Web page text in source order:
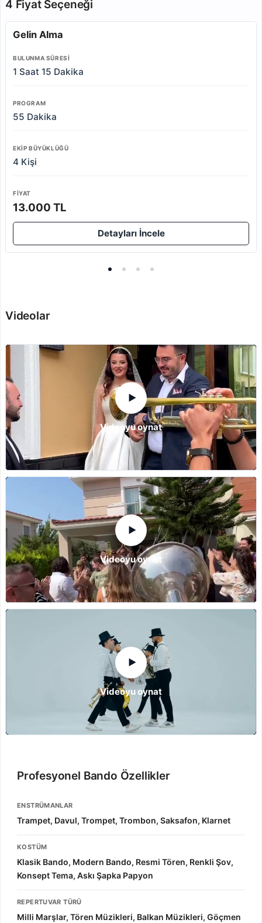
4 Fiyat Seçeneği
Gelin Alma
BULUNMA SÜRESI
1 Saat 15 Dakika
PROGRAM
55 Dakika
EKIP BÜYÜKLÜĞÜ
4 Kişi
FIYAT
13.000 TL
Detayları İncele
Videolar
▶
Videoyu oynat
▶
Videoyu oynat
▶
Videoyu oynat
Profesyonel Bando Özellikler
ENSTRÜMANLAR
Trampet, Davul, Trompet, Trombon, Saksafon, Klarnet
KOSTÜM
Klasik Bando, Modern Bando, Resmi Tören, Renkli Şov,
Konsept Tema, Askı Şapka Papyon
REPERTUVAR TÜRÜ
Milli Marşlar, Tören Müzikleri, Balkan Müzikleri, Göçmen